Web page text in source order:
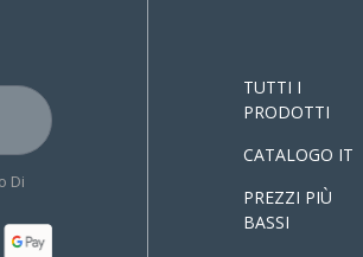
Di
TUTTI I
PRODOTTI
CATALOGO IT
PREZZI PIÙ
BASSI